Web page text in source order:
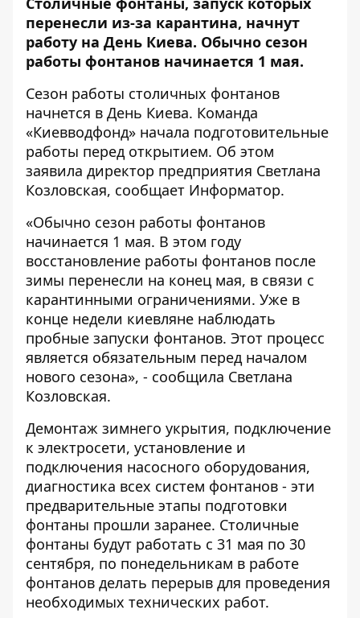
перенесли из-за карантина, начнут
работу на День Киева. Обычно сезон
работы фонтанов начинается 1 мая.
Сезон работы столичных фонтанов
начнется в День Киева. Команда
«Киевводфонд» начала подготовительные
работы перед открытием. Об этом
заявила директор предприятия Светлана
Козловская, сообщает Информатор.
«Обычно сезон работы фонтанов
начинается 1 мая. В этом году
восстановление работы фонтанов после
зимы перенесли на конец мая, в связи с
карантинными ограничениями. Уже в
конце недели киевляне наблюдать
пробные запуски фонтанов. Этот процесс
является обязательным перед началом
нового сезона», - сообщила Светлана
Козловская.
Демонтаж зимнего укрытия, подключение
к электросети, установление и
подключения насосного оборудования,
диагностика всех систем фонтанов - эти
предварительные этапы подготовки
фонтаны прошли заранее. Столичные
фонтаны будут работать с 31 мая по 30
сентября, по понедельникам в работе
фонтанов делать перерыв для проведения
необходимых технических работ.